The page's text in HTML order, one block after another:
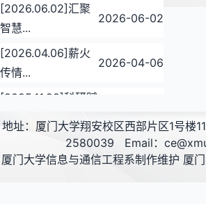
查看详情
[2026.06.02]汇聚
智慧...
2026-06-02
[2026.04.06]薪火
传情...
2026-04-06
[2025.11.28]科研赋
[2025.11.02]泉州秋
韵...
2025-11-02
地址：厦门大学翔安校区西部片区1号楼
2580039
Email：
厦门大学信息与通信工程系制作维护 厦